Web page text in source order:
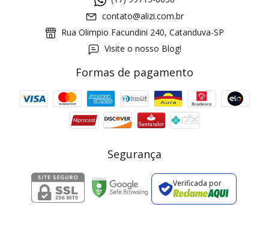
contato@alizi.com.br
Rua Olimpio Facundini 240, Catanduva-SP
Visite o nosso Blog!
Formas de pagamento
Segurança
Verificada por
Cupom 1a compra: GANHE5
2 pecas 7% OFF